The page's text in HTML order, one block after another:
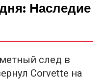
Наследие
след в
Corvette на